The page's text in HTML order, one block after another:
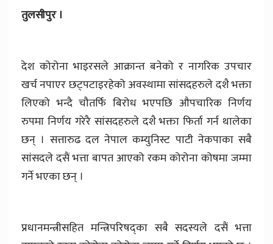
तुलसीपुर ।
देश कोरोना भाइरसले आक्रान्त बनेको र नागरिक उपचार
खर्च नपाएर छट्पटाइरहेको अवस्थामा सांसदहरुले दशै भक्ता
लिएको भन्दै चौतर्फि बिरोध भएपछि औपचारिक निर्णय
रुपमा निर्णय गरेरै सांसदहरुले दशै भक्ता फिर्ता गर्न थालेका
छन् । सत्तारुढ दल नेपाल कम्युनिस्ट पाटी नेकपाका सबै
सांसदले दसैं भत्ता बापत आएको रकम कोरोना कोषमा जम्मा
गर्ने भएका छन् ।
प्रधानमन्त्रीसहित मन्त्रिपरिषद्का सबै सदस्यले दसैं भत्ता